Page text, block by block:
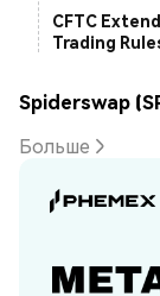
CFTC
Trading
Spiderswap
Больше